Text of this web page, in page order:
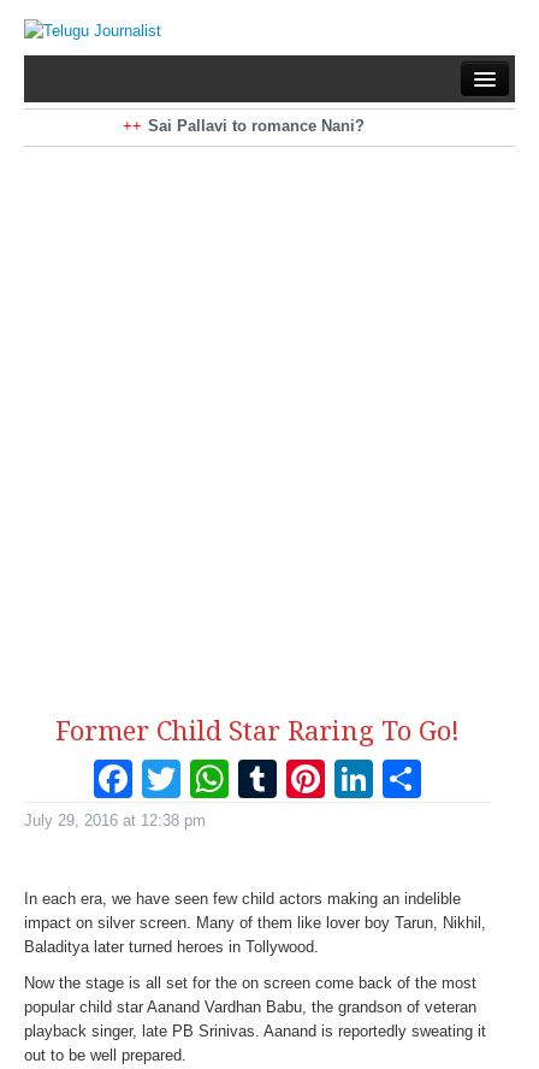
Sai Pallavi to romance Nani?
Kiara Advani to romance Pawan Kalyan
Former Child Star Raring To Go!
Facebook
Twitter
WhatsApp
Tumblr
Pinterest
July 29, 2016 at 12:38 pm
In each era, we have seen few child actors making an indelible
impact on silver screen. Many of them like lover boy Tarun, Nikhil,
Baladitya later turned heroes in Tollywood.
Now the stage is all set for the on screen come back of the most
popular child star Aanand Vardhan Babu, the grandson of veteran
playback singer, late PB Srinivas. Aanand is reportedly sweating it
out to be well prepared.